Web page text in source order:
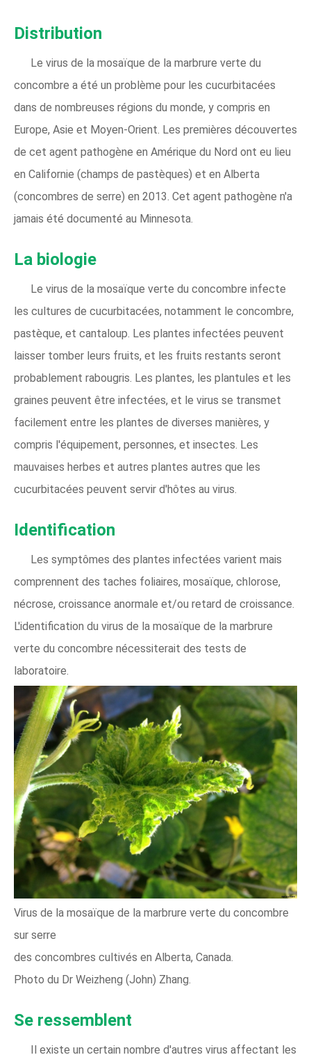
Distribution
Le virus de la mosaïque de la marbrure verte du
concombre a été un problème pour les cucurbitacées
dans de nombreuses régions du monde, y compris en
Europe, Asie et Moyen-Orient. Les premières découvertes
de cet agent pathogène en Amérique du Nord ont eu lieu
en Californie (champs de pastèques) et en Alberta
(concombres de serre) en 2013. Cet agent pathogène n'a
jamais été documenté au Minnesota.
La biologie
Le virus de la mosaïque verte du concombre infecte
les cultures de cucurbitacées, notamment le concombre,
pastèque, et cantaloup. Les plantes infectées peuvent
laisser tomber leurs fruits, et les fruits restants seront
probablement rabougris. Les plantes, les plantules et les
graines peuvent être infectées, et le virus se transmet
facilement entre les plantes de diverses manières, y
compris l'équipement, personnes, et insectes. Les
mauvaises herbes et autres plantes autres que les
cucurbitacées peuvent servir d'hôtes au virus.
Identification
Les symptômes des plantes infectées varient mais
comprennent des taches foliaires, mosaïque, chlorose,
nécrose, croissance anormale et/ou retard de croissance.
L'identification du virus de la mosaïque de la marbrure
verte du concombre nécessiterait des tests de
laboratoire.
Virus de la mosaïque de la marbrure verte du concombre
sur serre
​​​​des concombres cultivés en Alberta, Canada.
Photo du Dr Weizheng (John) Zhang.
Se ressemblent
Il existe un certain nombre d'autres virus affectant les